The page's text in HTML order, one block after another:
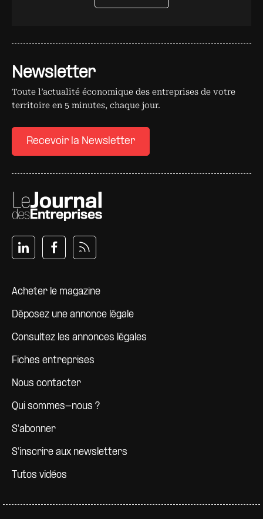
Newsletter
Toute l’actualité économique des entreprises de votre
territoire en 5 minutes, chaque jour.
Recevoir la Newsletter
Pied de page
Acheter le magazine
Déposez une annonce légale
Consultez les annonces légales
Fiches entreprises
Nous contacter
Qui sommes-nous ?
S'abonner
S'inscrire aux newsletters
Tutos vidéos